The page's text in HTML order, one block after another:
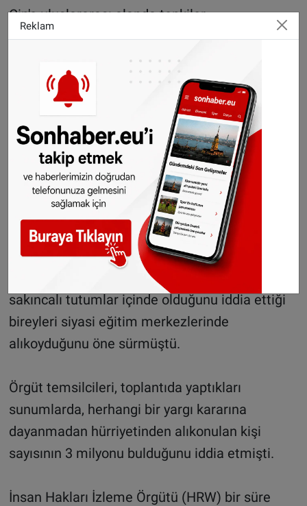
Çin'e uluslararası alanda tepkiler
Çinli insan hakları kuruluşları, Sincan'da
milyonlarca Uygur'un "yeniden eğitim"
gerekçesiyle toplama kamplarında tutulduğunu
bir süredir uluslararası toplumun gündemine
getirmeye çalışıyordu.
Birleşmiş Milletler Irk Ayrımcılığının Ortadan
Kaldırılması Komitesinin Çin'de ayrımcılığa
uğrayan topluluklarla ilgili İsviçre'nin Cenevre
kentinde düzenlediği toplantıya katılan insan
hakları kuruluşları, Sincan Uygur Özerk
Bölgesi'nde yerel yöneticilerin siyasi olarak
sakıncalı tutumlar içinde olduğunu iddia ettiği
bireyleri siyasi eğitim merkezlerinde
alıkoyduğunu öne sürmüştü.
Örgüt temsilcileri, toplantıda yaptıkları
sunumlarda, herhangi bir yargı kararına
dayanmadan hürriyetinden alıkonulan kişi
sayısının 3 milyonu bulduğunu iddia etmişti.
İnsan Hakları İzleme Örgütü (HRW) bir süre
Reklam